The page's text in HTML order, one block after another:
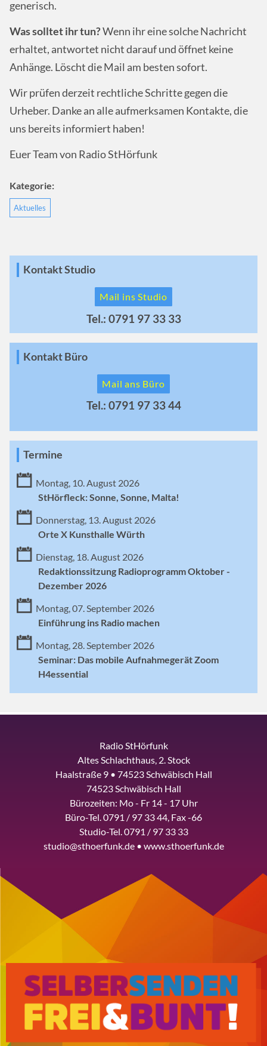
generisch.
Was solltet ihr tun?Wenn ihr eine solche Nachricht
erhaltet, antwortet nicht darauf und öffnet keine
Anhänge. Löscht die Mail am besten sofort.
Wir prüfen derzeit rechtliche Schritte gegen die
Urheber. Danke an alle aufmerksamen Kontakte, die
uns bereits informiert haben!
Euer Team von Radio StHörfunk
Kategorie:
Aktuelles
Kontakt Studio
Mail ins Studio
Tel.: 0791 97 33 33
Kontakt Büro
Mail ans Büro
Tel.: 0791 97 33 44
Termine
Montag, 10. August 2026
StHörfleck: Sonne, Sonne, Malta!
Donnerstag, 13. August 2026
Orte X Kunsthalle Würth
Dienstag, 18. August 2026
Redaktionssitzung Radioprogramm Oktober -
Dezember 2026
Montag, 07. September 2026
Einführung ins Radio machen
Montag, 28. September 2026
Seminar: Das mobile Aufnahmegerät Zoom
H4essential
Radio StHörfunk
Altes Schlachthaus, 2. Stock
Haalstraße 9 • 74523 Schwäbisch Hall
74523 Schwäbisch Hall
Bürozeiten: Mo - Fr 14 - 17 Uhr
Büro-Tel. 0791 / 97 33 44, Fax -66
Studio-Tel. 0791 / 97 33 33
studio@sthoerfunk.de • www.sthoerfunk.de